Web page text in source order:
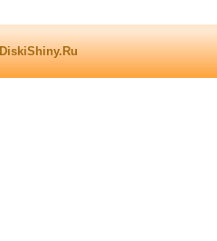
DiskiShiny.Ru